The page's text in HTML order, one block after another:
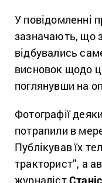
У повідомленні
зазначають, що
відбувались
висновок щодо
поглянувши на
Фотографії
потрапили в
Публікував їх
тракторист”, а